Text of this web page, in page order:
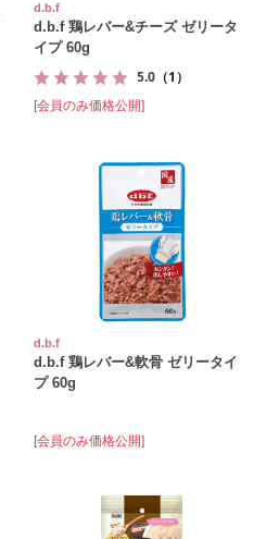
d.b.f
d.b.f 鶏レバー&チーズ ゼリータ
イプ 60g
5.0 （1）
[会員のみ価格公開]
d.b.f
d.b.f 鶏レバー&軟骨 ゼリータイ
プ 60g
[会員のみ価格公開]